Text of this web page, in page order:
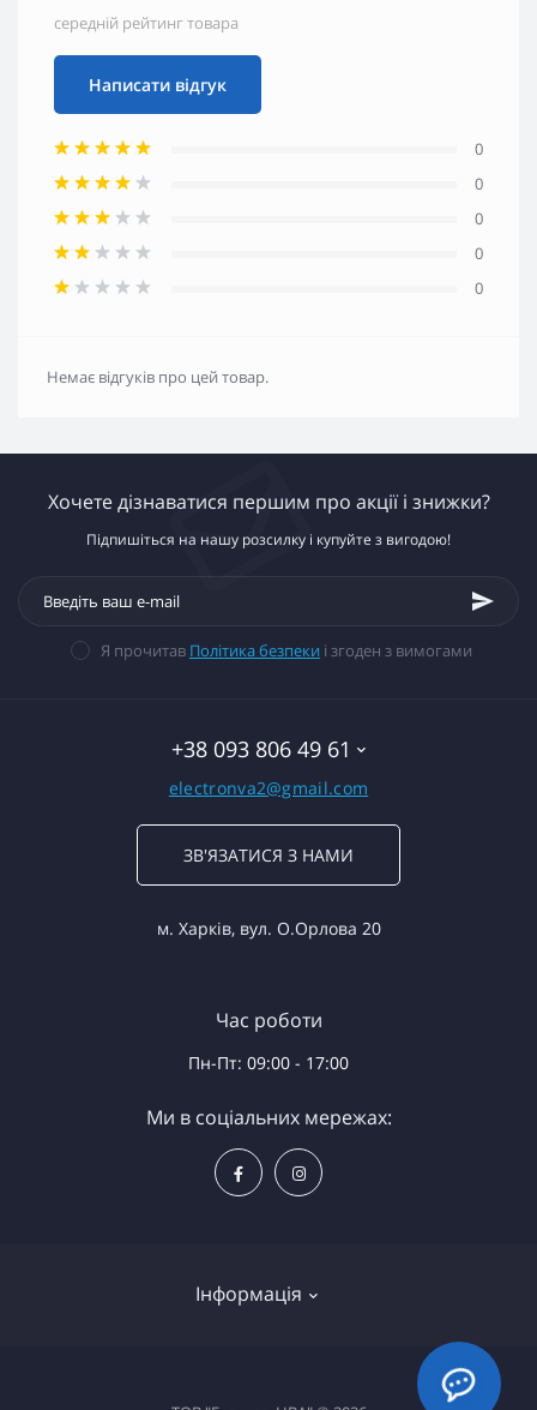
середній рейтинг товара
Написати відгук
0
0
0
0
0
Немає відгуків про цей товар.
Хочете дізнаватися першим про акції і знижки?
Підпишіться на нашу розсилку і купуйте з вигодою!
Я прочитав Політика безпеки і згоден з вимогами
+38 093 806 49 61
electronva2@gmail.com
ЗВ'ЯЗАТИСЯ З НАМИ
м. Харків, вул. О.Орлова 20
Інформація
Доставка та оплата
Час роботи
Пн-Пт: 09:00 - 17:00
Ми в соціальних мережах: